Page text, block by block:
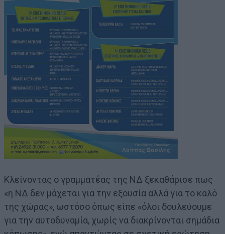
Κλείνοντας ο γραμματέας της ΝΔ ξεκαθάρισε πως
«η ΝΔ δεν μάχεται για την εξουσία αλλά για το καλό
της χώρας», ωστόσο όπως είπε «όλοι δουλεύουμε
για την αυτοδυναμία, χωρίς να διακρίνονται σημάδια